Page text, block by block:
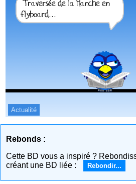
Actualité
Rebonds :
Cette BD vous a inspiré ?
créant une BD liée :
Rebondir...